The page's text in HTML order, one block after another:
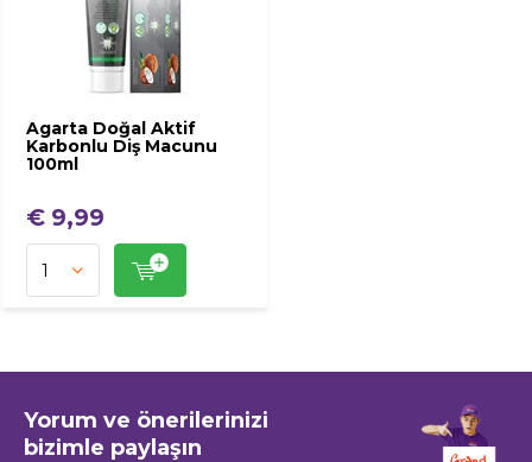
Agarta Doğal Aktif
Karbonlu Diş Macunu
100ml
€ 9,99
Yorum ve önerilerinizi
bizimle paylaşın